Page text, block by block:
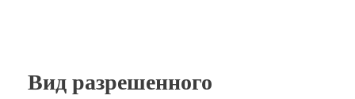
Вид разрешенного